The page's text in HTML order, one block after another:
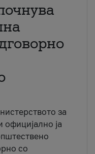
за
официјално ја
со